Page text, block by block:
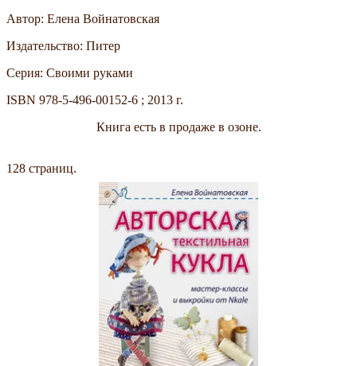
Автор: Елена Войнатовская
Издательство: Питер
Серия: Своими руками
ISBN 978-5-496-00152-6 ; 2013 г.
Книга есть в продаже в озоне.
128 страниц.